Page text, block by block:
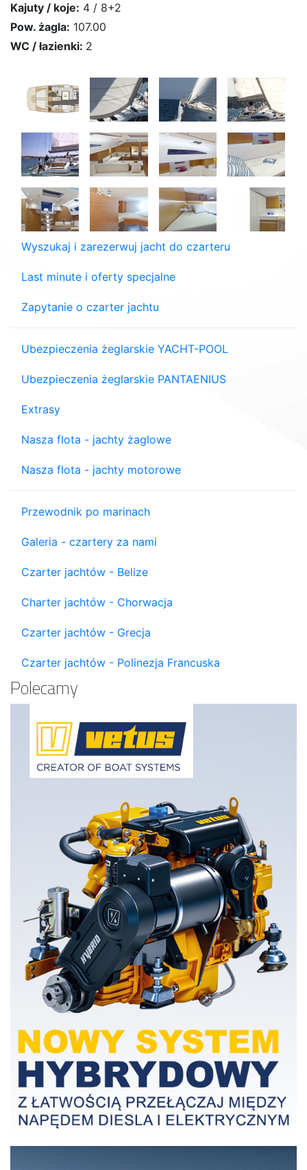
Kajuty / koje: 4 / 8+2
Pow. żagla: 107.00
WC / łazienki: 2
Wyszukaj i zarezerwuj jacht do czarteru
Last minute i oferty specjalne
Zapytanie o czarter jachtu
Ubezpieczenia żeglarskie YACHT-POOL
Ubezpieczenia żeglarskie PANTAENIUS
Extrasy
Nasza flota - jachty żaglowe
Nasza flota - jachty motorowe
Przewodnik po marinach
Galeria - czartery za nami
Czarter jachtów - Belize
Charter jachtów - Chorwacja
Czarter jachtów - Grecja
Czarter jachtów - Polinezja Francuska
Polecamy